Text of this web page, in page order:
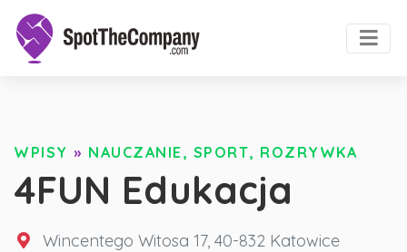
WPISY » NAUCZANIE, SPORT, ROZRYWKA
4FUN Edukacja
Wincentego Witosa 17, 40-832 Katowice